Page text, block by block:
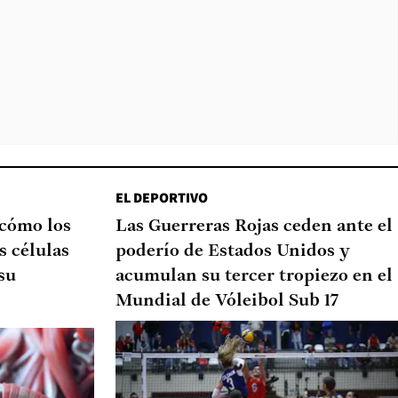
los
células
EL DEPORTIVO
Las Guerreras Rojas ceden ante el
poderío de Estados Unidos y
acumulan su tercer tropiezo en el
Mundial de Vóleibol Sub 17